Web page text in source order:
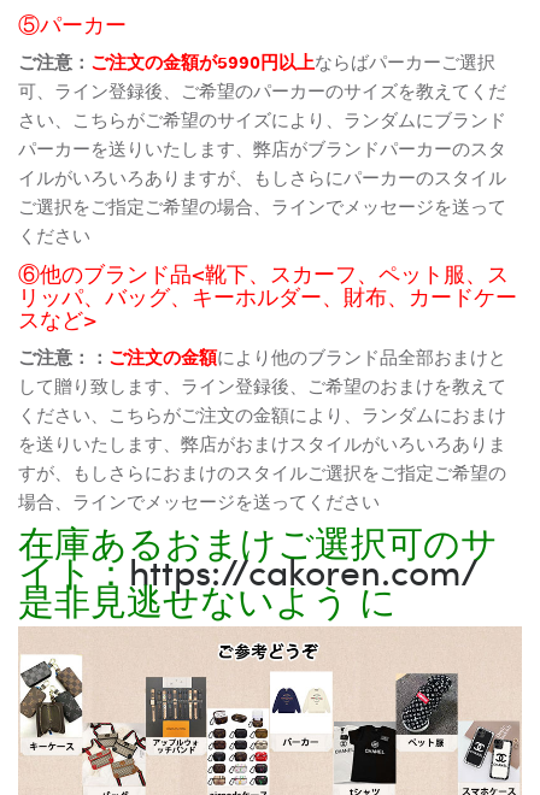
⑤パーカー
ご注意： ご注文の金額が5990円以上ならばパーカーご選択
可、ライン登録後、ご希望のパーカーのサイズを教えてくだ
さい、こちらがご希望のサイズにより、ランダムにブランド
パーカーを送りいたします、弊店がブランドパーカーのスタ
イルがいろいろありますが、もしさらにパーカーのスタイル
ご選択をご指定ご希望の場合、ラインでメッセージを送って
ください
⑥他のブランド品<靴下、スカーフ、ペット服、ス
リッパ、バッグ、キーホルダー、財布、カードケー
スなど>
ご注意：： ご注文の金額により他のブランド品全部おまけと
して贈り致します、ライン登録後、ご希望のおまけを教えて
ください、こちらがご注文の金額により、ランダムにおまけ
を送りいたします、弊店がおまけスタイルがいろいろありま
すが、もしさらにおまけのスタイルご選択をご指定ご希望の
場合、ラインでメッセージを送ってください
在庫あるおまけご選択可のサ
イト：https://cakoren.com/
是非見逃せないよう に